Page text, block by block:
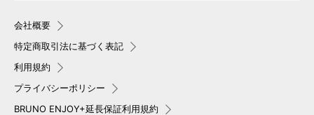
会社概要
特定商取引法に基づく表記
利用規約
プライバシーポリシー
BRUNO ENJOY+延長保証利用規約